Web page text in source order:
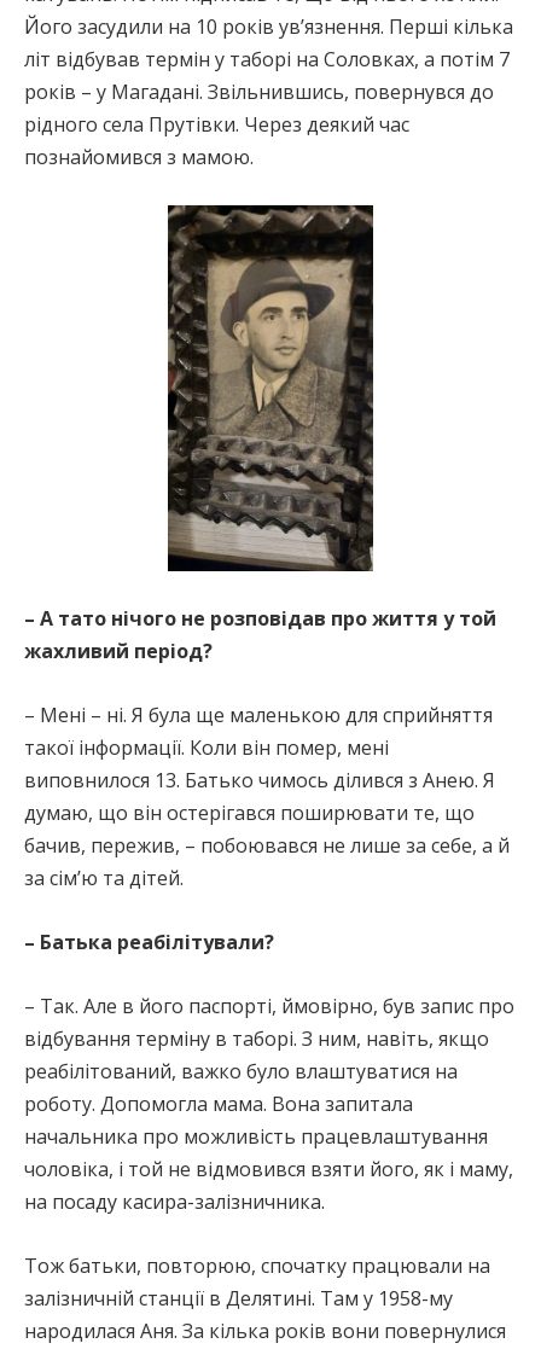
Його засудили на 10 років ув’язнення. Перші кілька
літ відбував термін у таборі на Соловках, а потім 7
років – у Магадані. Звільнившись, повернувся до
рідного села Прутівки. Через деякий час
познайомився з мамою.
– А тато нічого не розповідав про життя у той
жахливий період?
– Мені – ні. Я була ще маленькою для сприйняття
такої інформації. Коли він помер, мені
виповнилося 13. Батько чимось ділився з Анею. Я
думаю, що він остерігався поширювати те, що
бачив, пережив, – побоювався не лише за себе, а й
за сім’ю та дітей.
– Батька реабілітували?
– Так. Але в його паспорті, ймовірно, був запис про
відбування терміну в таборі. З ним, навіть, якщо
реабілітований, важко було влаштуватися на
роботу. Допомогла мама. Вона запитала
начальника про можливість працевлаштування
чоловіка, і той не відмовився взяти його, як і маму,
на посаду касира-залізничника.
Тож батьки, повторюю, спочатку працювали на
залізничній станції в Делятині. Там у 1958-му
народилася Аня. За кілька років вони повернулися